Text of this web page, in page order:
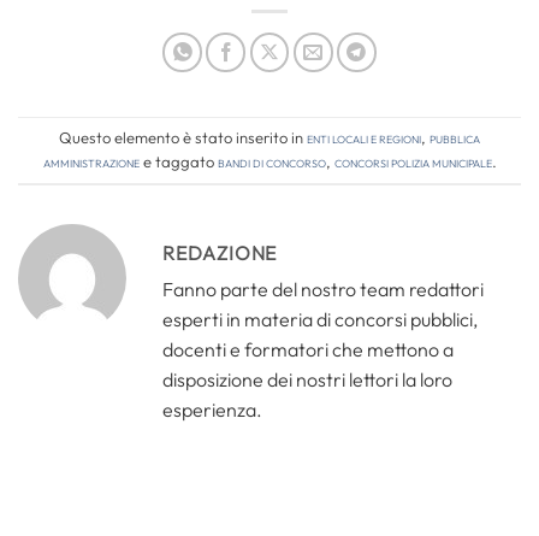
Questo elemento è stato inserito inEnti locali e regioni, Pubblica
amministrazionee taggatobandi di concorso, concorsi polizia municipale.
REDAZIONE
Fanno parte del nostro team redattori
esperti in materia di concorsi pubblici,
docenti e formatori che mettono a
disposizione dei nostri lettori la loro
esperienza.